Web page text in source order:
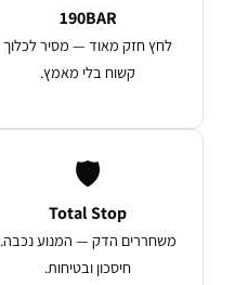
190BAR
לחץ חזק מאוד — מסיר לכלוך
קשוח בלי מאמץ.
🛡️
Total Stop
משחררים הדק — המנוע נכבה.
חיסכון ובטיחות.